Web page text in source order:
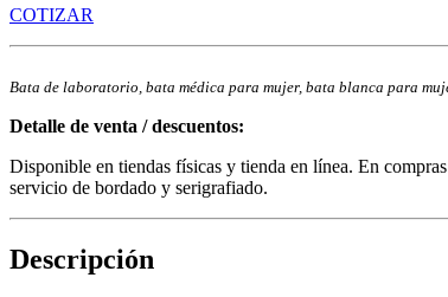
COTIZAR
Bata de laboratorio, bata médica para mujer, bata blanca para
Detalle de venta / descuentos:
Disponible en tiendas físicas y tienda en línea. En
servicio de bordado y serigrafiado.
Descripción